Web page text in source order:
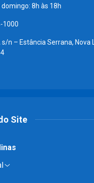
8h às 18h
1000
s/n – Estância Serrana, Nova
Site